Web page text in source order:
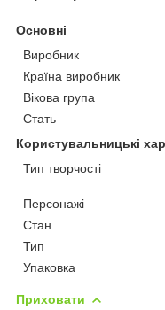
Основні
Виробник
Країна виробник
Вікова група
Стать
Користувальницькі
Тип творчості
Персонажі
Стан
Тип
Упаковка
Приховати